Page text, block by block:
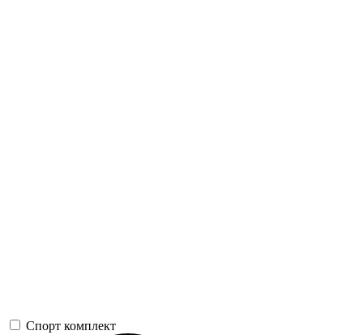
Спорт комплект